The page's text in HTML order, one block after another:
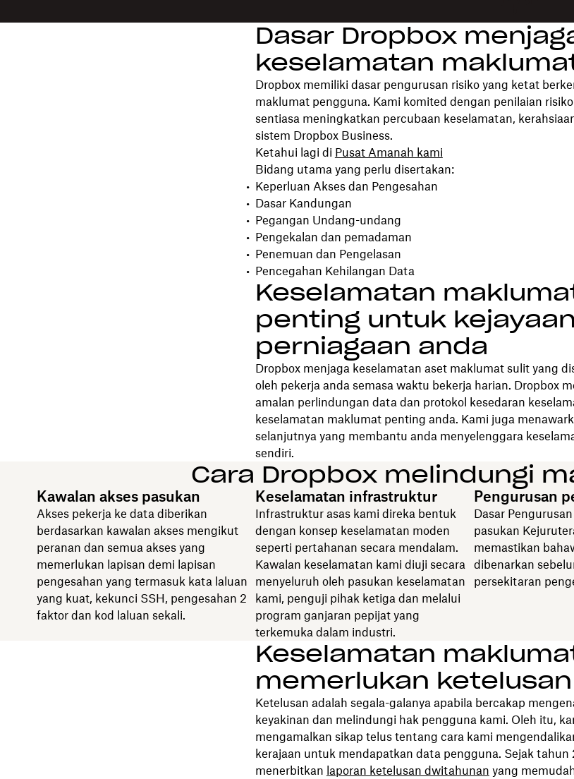
Dasar Dropbox
keselamatan
Dropbox memiliki dasar pengurusan risiko yang ketat
maklumat pengguna. Kami komited dengan penilaian
sentiasa meningkatkan percubaan keselamatan,
sistem Dropbox Business.
Ketahui lagi di Pusat Amanah kami
Bidang utama yang perlu disertakan:
Keperluan Akses dan Pengesahan
Dasar Kandungan
Pegangan Undang-undang
Pengekalan dan pemadaman
Penemuan dan Pengelasan
Pencegahan Kehilangan Data
Keselamatan
penting untuk kejayaan
perniagaan anda
Dropbox menjaga keselamatan aset maklumat sulit yang
oleh pekerja anda semasa waktu bekerja harian. Dropbox
amalan perlindungan data dan protokol kesedaran
keselamatan maklumat penting anda. Kami juga
selanjutnya yang membantu anda menyelenggara
sendiri.
Cara Dropbox melindungi
Kawalan akses pasukan
Akses pekerja ke data diberikan
berdasarkan kawalan akses mengikut
peranan dan semua akses yang
memerlukan lapisan demi lapisan
pengesahan yang termasuk kata laluan
yang kuat, kekunci SSH, pengesahan 2
faktor dan kod laluan sekali.
Keselamatan infrastruktur
Infrastruktur asas kami direka bentuk
dengan konsep keselamatan moden
seperti pertahanan secara mendalam.
Kawalan keselamatan kami diuji secara
menyeluruh oleh pasukan keselamatan
kami, penguji pihak ketiga dan melalui
program ganjaran pepijat yang
terkemuka dalam industri.
Pengurusan
Dasar
pasukan
memastikan
dibenarkan
persekitaran
Keselamatan
memerlukan ketelusan
Ketelusan adalah segala-galanya apabila bercakap
keyakinan dan melindungi hak pengguna kami. Oleh itu,
mengamalkan sikap telus tentang cara kami
kerajaan untuk mendapatkan data pengguna. Sejak tahun
menerbitkan laporan ketelusan dwitahunan yang